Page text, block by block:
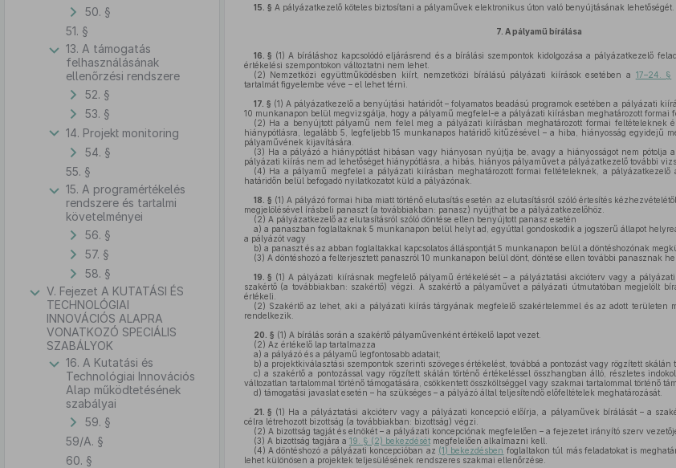
50. §
51. §
13. A támogatás
felhasználásának
ellenőrzési rendszere
52. §
53. §
14. Projekt monitoring
54. §
55. §
15. A programértékelés
rendszere és tartalmi
követelményei
56. §
57. §
58. §
V. Fejezet A KUTATÁSI ÉS
TECHNOLÓGIAI
INNOVÁCIÓS ALAPRA
VONATKOZÓ SPECIÁLIS
SZABÁLYOK
16. A Kutatási és
Technológiai Innovációs
Alap működtetésének
szabályai
59. §
59/A. §
60. §
15. § A pályázatkezelő köteles biztosítani a pályaművek elektronikus úton való benyújtásának lehetőségét.
7. A pályamű bírálása
16. § (1) A bíráláshoz kapcsolódó eljárásrend és a bírálási szempontok kidolgozása a pályázatkezelő
értékelési szempontokon változtatni nem lehet.
(2) Nemzetközi együttműködésben kiírt, nemzetközi bírálású pályázati kiírások esetében a 17–24. §
tartalmát figyelembe véve – el lehet térni.
17. § (1) A pályázatkezelő a benyújtási határidőt – folyamatos beadású programok esetében a pályázati
10 munkanapon belül megvizsgálja, hogy a pályamű megfelel-e a pályázati kiírásban meghatározott formai
(2) Ha a benyújtott pályamű nem felel meg a pályázati kiírásban meghatározott formai feltételeknek
hiánypótlásra, legalább 5, legfeljebb 15 munkanapos határidő kitűzésével – a hiba, hiányosság egyidejű
pályaművének kijavítására.
(3) Ha a pályázó a hiánypótlást hibásan vagy hiányosan nyújtja be, avagy a hiányosságot nem pótolja
pályázati kiírás nem ad lehetőséget hiánypótlásra, a hibás, hiányos pályaművet a pályázatkezelő további
(4) Ha a pályamű megfelel a pályázati kiírásban meghatározott formai feltételeknek, a
határidőn belül befogadó nyilatkozatot küld a pályázónak.
18. § (1) A pályázó formai hiba miatt történő elutasítás esetén az elutasításról szóló értesítés
megjelölésével írásbeli panaszt (a továbbiakban: panasz) nyújthat be a pályázatkezelőhöz.
(2) A pályázatkezelő az elutasításról szóló döntése ellen benyújtott panasz esetén
a) a panaszban foglaltaknak 5 munkanapon belül helyt ad, egyúttal gondoskodik a jogszerű állapot
a pályázót vagy
b) a panaszt és az abban foglaltakkal kapcsolatos álláspontját 5 munkanapon belül a döntéshozónak
(3) A döntéshozó a felterjesztett panaszról 10 munkanapon belül dönt, döntése ellen további panasznak
19. § (1) A pályázati kiírásnak megfelelő pályamű értékelését – a pályáztatási akcióterv vagy a
szakértő (a továbbiakban: szakértő) végzi. A szakértő a pályaművet a pályázati útmutatóban megjelölt
értékeli.
(2) Szakértő az lehet, aki a pályázati kiírás tárgyának megfelelő szakértelemmel és az adott területen
rendelkezik.
20. § (1) A bírálás során a szakértő pályaművenként értékelő lapot vezet.
(2) Az értékelő lap tartalmazza
a) a pályázó és a pályamű legfontosabb adatait;
b) a projektkiválasztási szempontok szerinti szöveges értékelést, továbbá a pontozást vagy rögzített skálán
c) a szakértő a pontozással vagy rögzített skálán történő értékeléssel összhangban álló, részletes
változatlan tartalommal történő támogatására, csökkentett összköltséggel vagy szakmai tartalommal történő
d) támogatási javaslat esetén – ha szükséges – a pályázó által teljesítendő előfeltételek meghatározását.
21. § (1) Ha a pályáztatási akcióterv vagy a pályázati koncepció előírja, a pályaművek bírálását – a
célra létrehozott bizottság (a továbbiakban: bizottság) végzi.
(2) A bizottság tagját és elnökét – a pályázati koncepciónak megfelelően – a fejezetet irányító szerv
(3) A bizottság tagjára a 19. § (2) bekezdésétmegfelelően alkalmazni kell.
(4) A döntéshozó a pályázati koncepcióban az (1) bekezdésben foglaltakon túl más feladatokat is
lehet különösen a projektek teljesülésének rendszeres szakmai ellenőrzése.